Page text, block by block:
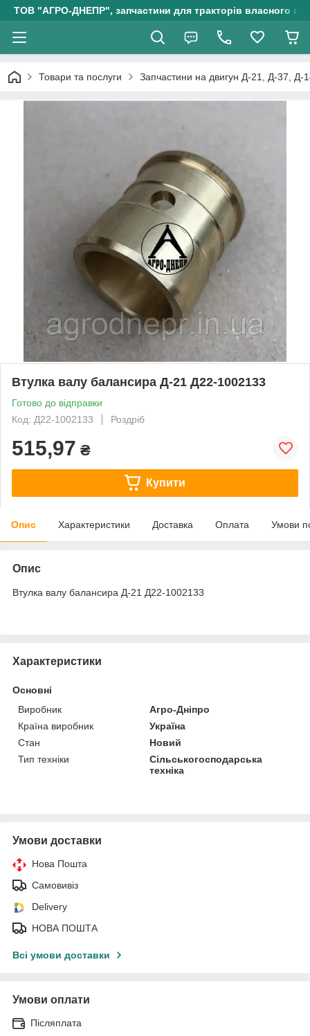
ТОВ "АГРО-ДНЕПР", запчастини для тракторів власного
Товари та послуги Запчастини на двигун Д-21, Д-37, Д-
Втулка валу балансира Д-21 Д22-1002133
Готово до відправки
Код: Д22-1002133
Роздріб
515,97 ₴
Купити
Опис Характеристики Доставка Оплата Умови
Опис
Втулка валу балансира Д-21 Д22-1002133
Характеристики
Основні
Виробник
Агро-Дніпро
Країна виробник
Україна
Стан
Новий
Тип техніки
Сільськогосподарська
техніка
Умови доставки
Нова Пошта
Самовивіз
Delivery
НОВА ПОШТА
Всі умови доставки
Умови оплати
Післяплата